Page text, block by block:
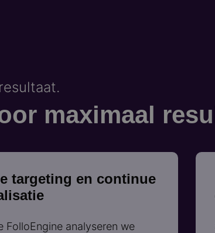
maximaal
targeting en continue
FolloEngine analyseren we